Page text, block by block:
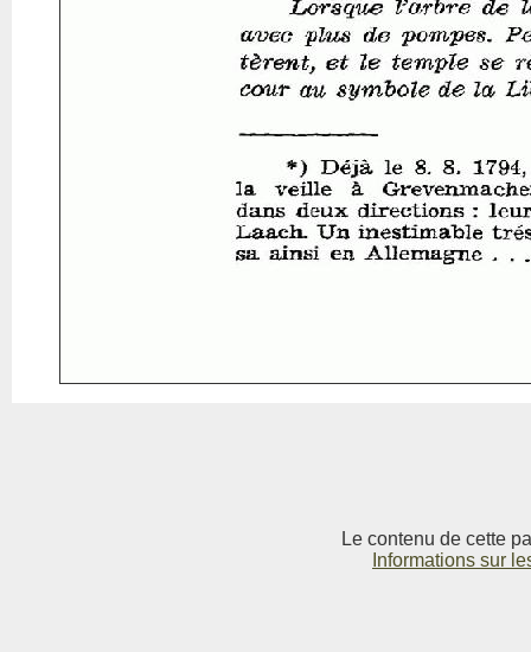
Le contenu de cette
Informations sur